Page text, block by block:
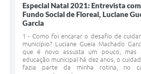
Especial Natal 2021: Entrevista
Fundo Social de Floreal, Luciane
Garcia
1 - Como foi encarar o desafio de
município? Luciane Gueia Machado
que é novo assusta um pouco, mas
educação municipal há dez anos, o
fazia parte da minha rotina, no